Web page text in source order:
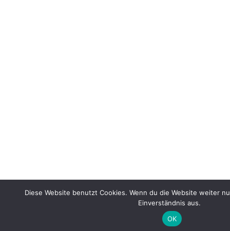
Diese Website benutzt Cookies. Wenn du die Website weiter
Einverständnis aus.
OK